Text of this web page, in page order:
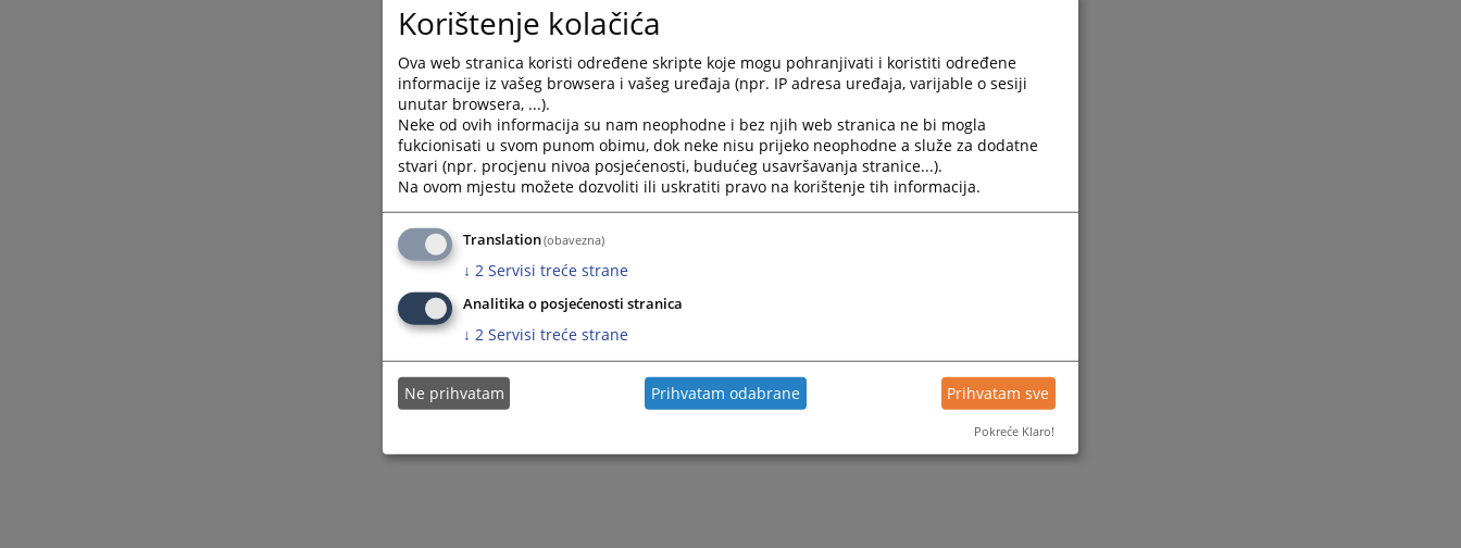
Trenutno nema vijesti
Korištenje kolačića
Ova web stranica koristi određene skripte koje mogu pohranjivati i koristiti određene
informacije iz vašeg browsera i vašeg uređaja (npr. IP adresa uređaja, varijable o sesiji
unutar browsera, ...).
Neke od ovih informacija su nam neophodne i bez njih web stranica ne bi mogla
fukcionisati u svom punom obimu, dok neke nisu prijeko neophodne a služe za dodatne
stvari (npr. procjenu nivoa posjećenosti, budućeg usavršavanja stranice...).
Na ovom mjestu možete dozvoliti ili uskratiti pravo na korištenje tih informacija.
Translation(obavezna)
↓ 2 Servisi treće strane
Analitika o posjećenosti stranica
↓ 2 Servisi treće strane
Ne prihvatam Prihvatam odabrane Prihvatam sve
Pokreće Klaro!